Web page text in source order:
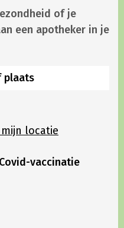
of je
een apotheker in je
locatie
Covid-vaccinatie